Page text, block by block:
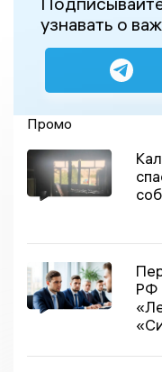
узнавать о
Промо
РФ